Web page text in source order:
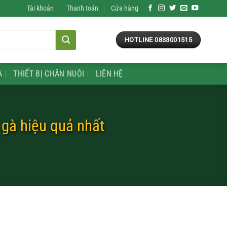
Tài khoản Thanh toán Cửa hàng
HOTLINE 0833001515
THIẾT BỊ CHĂN NUÔI LIÊN HỆ
hiệu quả nhất